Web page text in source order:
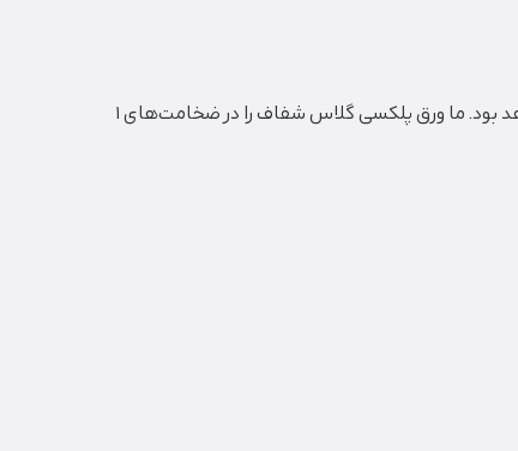
. هرچه ضخامت بیشتر باشد، قیمت نیز بالاتر خواهد بود. ما ورق پلکسی گلاس شفاف را در ضخامت‌های ۱